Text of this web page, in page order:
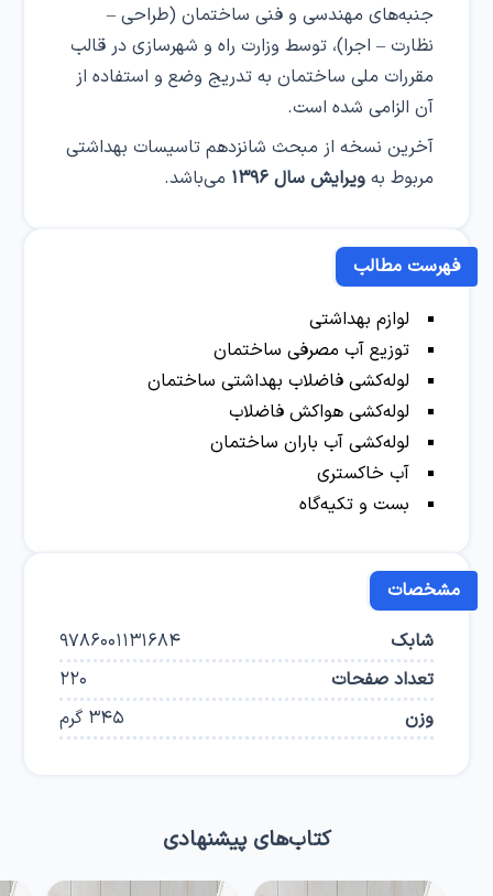
جنبه‌های مهندسی و فنی ساختمان (طراحی –
نظارت – اجرا)، توسط وزارت راه و شهرسازی در قالب
مقررات ملی ساختمان به تدریج وضع و استفاده از
آن الزامی شده است.
آخرین نسخه از مبحث شانزدهم تاسیسات بهداشتی
مربوط بهویرایش سال ۱۳۹۶ می‌باشد.
فهرست مطالب
لوازم بهداشتی
توزیع آب مصرفی ساختمان
لوله‌کشی فاضلاب بهداشتی ساختمان
لوله‌کشی هواکش فاضلاب
لوله‌کشی آب باران ساختمان
آب خاکستری
بست و تکیه‌گاه
مشخصات
شابک
9786001131684
تعداد صفحات
220
وزن
345 گرم
کتاب‌های پیشنهادی